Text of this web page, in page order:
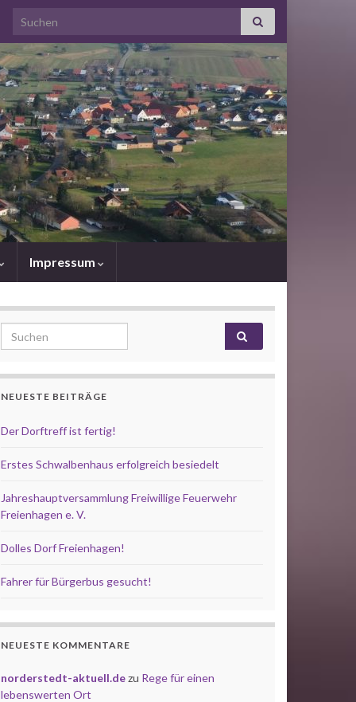
Search for:
Impressum
Search for:
NEUESTE BEITRÄGE
Der Dorftreff ist fertig!
Erstes Schwalbenhaus erfolgreich besiedelt
Jahreshauptversammlung Freiwillige Feuerwehr
Freienhagen e. V.
Dolles Dorf Freienhagen!
Fahrer für Bürgerbus gesucht!
NEUESTE KOMMENTARE
norderstedt-aktuell.dezu Rege für einen
lebenswerten Ort